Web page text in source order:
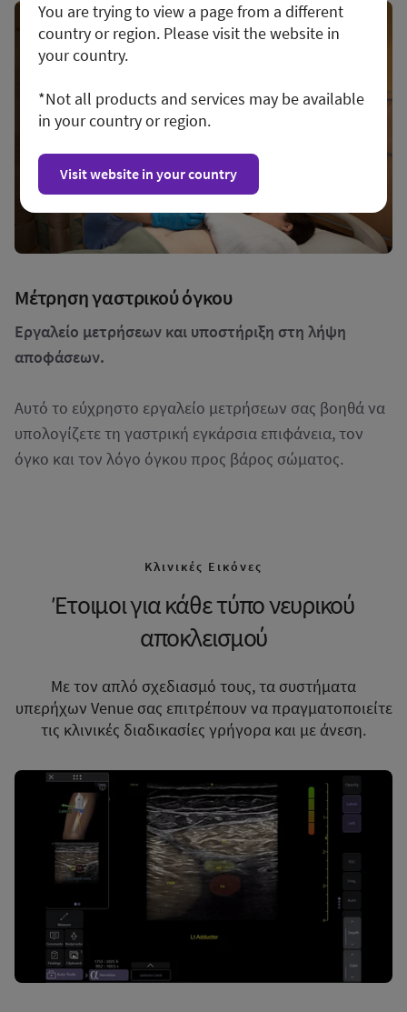
Μέτρηση γαστρικού όγκου
Εργαλείο μετρήσεων και υποστήριξη στη λήψη
αποφάσεων.
Αυτό το εύχρηστο εργαλείο μετρήσεων σας βοηθά να
υπολογίζετε τη γαστρική εγκάρσια επιφάνεια, τον
όγκο και τον λόγο όγκου προς βάρος σώματος.
Κλινικές Εικόνες
Έτοιμοι για κάθε τύπο νευρικού
αποκλεισμού
Με τον απλό σχεδιασμό τους, τα συστήματα
υπερήχων Venue σας επιτρέπουν να πραγματοποιείτε
τις κλινικές διαδικασίες γρήγορα και με άνεση.
You are trying to view a page from a different
country or region. Please visit the website in
your country.
*Not all products and services may be available
in your country or region.
Visit website in your country